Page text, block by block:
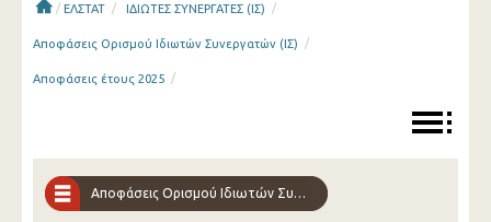
/ ΕΛΣΤΑΤ / ΙΔΙΩΤΕΣ ΣΥΝΕΡΓΑΤΕΣ (ΙΣ) /
Αποφάσεις Ορισμού Ιδιωτών Συνεργατών (ΙΣ) /
Αποφάσεις έτους 2025 /
Αποφάσεις Ορισμού Ιδιωτών Συνεργατών (ΙΣ)